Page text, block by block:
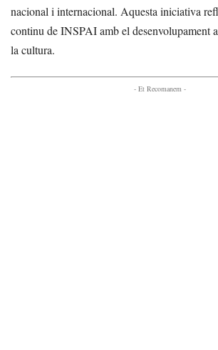
nacional i internacional. Aquesta iniciativa
continu de INSPAI amb el desenvolupament
la cultura.
- Et Recomanem -